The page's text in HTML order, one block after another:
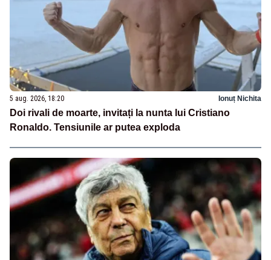
5 aug. 2026, 18:20 Ionuț Nichita
Doi rivali de moarte, invitați la nunta lui Cristiano
Ronaldo. Tensiunile ar putea exploda